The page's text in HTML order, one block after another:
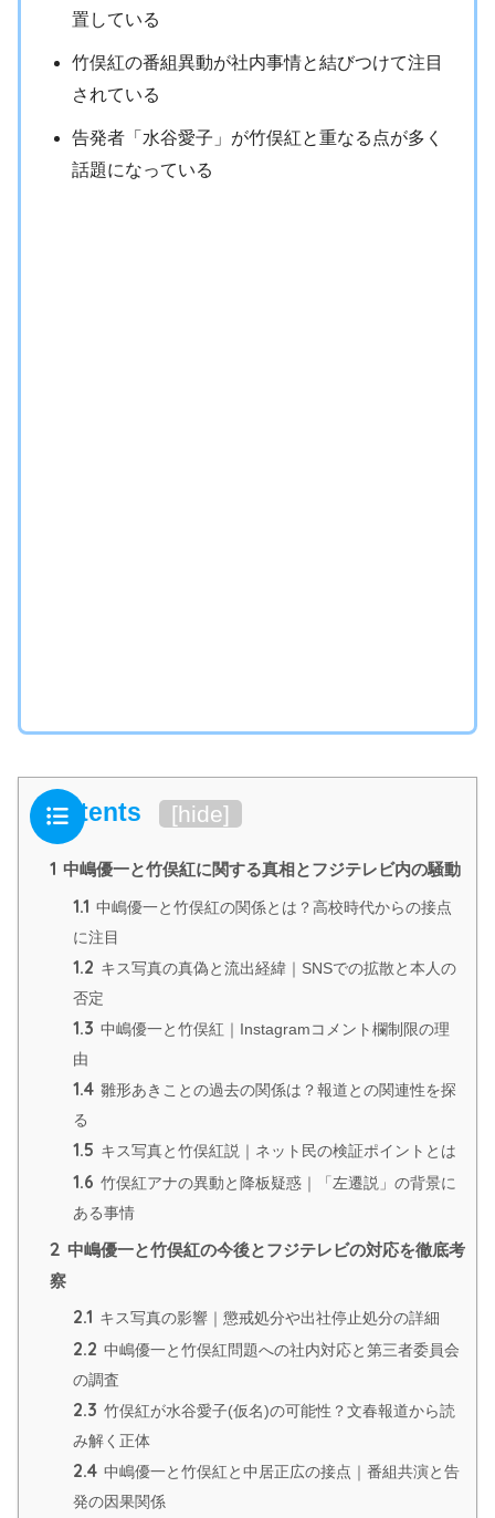
置している
竹俣紅の番組異動が社内事情と結びつけて注目
されている
告発者「水谷愛子」が竹俣紅と重なる点が多く
話題になっている
Contents [hide]
1 中嶋優一と竹俣紅に関する真相とフジテレビ内の騒動
1.1 中嶋優一と竹俣紅の関係とは？高校時代からの接点
に注目
1.2 キス写真の真偽と流出経緯｜SNSでの拡散と本人の
否定
1.3 中嶋優一と竹俣紅｜Instagramコメント欄制限の理
由
1.4 雛形あきことの過去の関係は？報道との関連性を探
る
1.5 キス写真と竹俣紅説｜ネット民の検証ポイントとは
1.6 竹俣紅アナの異動と降板疑惑｜「左遷説」の背景に
ある事情
2 中嶋優一と竹俣紅の今後とフジテレビの対応を徹底考
察
2.1 キス写真の影響｜懲戒処分や出社停止処分の詳細
2.2 中嶋優一と竹俣紅問題への社内対応と第三者委員会
の調査
2.3 竹俣紅が水谷愛子(仮名)の可能性？文春報道から読
み解く正体
2.4 中嶋優一と竹俣紅と中居正広の接点｜番組共演と告
発の因果関係